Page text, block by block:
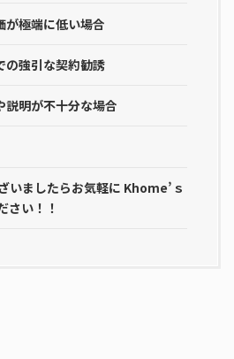
が極端に低い場合
の強引な契約勧誘
説明が不十分な場合
いましたらお気軽に Khome’ｓ
さい！！